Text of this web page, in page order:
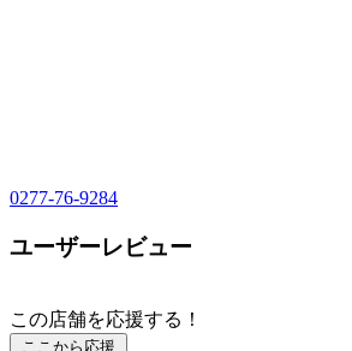
0277-76-9284
ユーザーレビュー
この店舗を応援する！
ここから応援